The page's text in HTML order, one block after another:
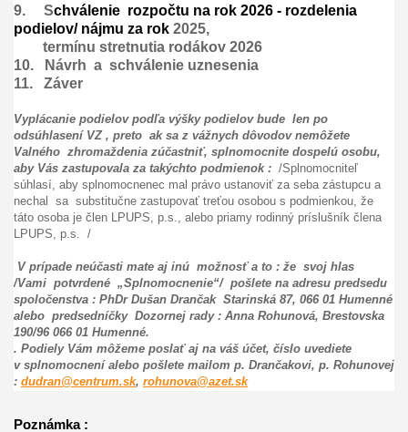
9.
Schválenie rozpočtu na rok 2026 - rozdelenia
podielov/ nájmu za rok 2025,
termínu stretnutia rodákov 2026
10.
Návrh a schválenie uznesenia
11. Záver
Vyplácanie podielov podľa výšky podielov bude len po
odsúhlasení VZ , preto ak sa z vážnych dôvodov nemôžete
Valného zhromaždenia zúčastniť, splnomocnite dospelú osobu,
aby Vás zastupovala za takýchto podmienok : /Splnomocniteľ
súhlasí, aby splnomocnenec mal právo ustanoviť za seba zástupcu a
nechal
sa substitučne zastupovať treťou osobou s podmienkou, že
táto osoba je člen LPUPS, p.s., alebo priamy rodinný príslušník člena
LPUPS, p.s. /
V prípade neúčasti mate aj inú možnosť a to : že svoj hlas
/Vami potvrdené „Splnomocnenie“/ pošlete na adresu predsedu
spoločenstva : PhDr Dušan Drančak Starinská 87, 066 01 Humenné
alebo predsedníčky Dozornej rady : Anna Rohunová, Brestovska
190/96 066 01 Humenné.
. Podiely Vám môžeme poslať aj na váš účet, číslo uvediete
v splnomocnení alebo pošlete mailom p. Drančakovi, p. Rohunovej
: dudran@centrum.sk, rohunova@azet.sk
Poznámka :